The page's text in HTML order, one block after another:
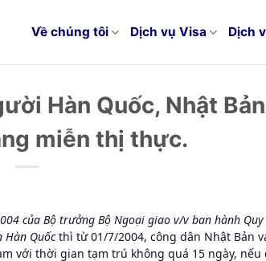
Về chúng tôi Dịch vụ Visa Dịch
Hàn Quốc, Nhật
miễn thị thực.
của Bộ trưởng Bộ Ngoại giao v/v ban hành
Hàn Quốcthì từ 01/7/2004, công dân Nhật Bản
với thời gian tạm trú không quá 15 ngày, nếu